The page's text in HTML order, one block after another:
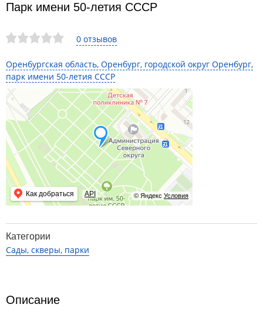
0 отзывов
Оренбургская область, Оренбург, городской округ Оренбург,
парк имени 50-летия СССР
© Яндекс Условия
Как добраться API
Парк имени 50-летия СССР
Категории
Сады, скверы, парки
Описание